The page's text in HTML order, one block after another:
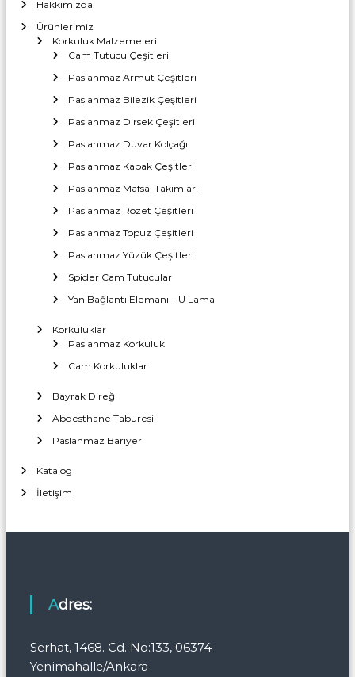
Hakkımızda
Ürünlerimiz
Korkuluk Malzemeleri
Cam Tutucu Çeşitleri
Paslanmaz Armut Çeşitleri
Paslanmaz Bilezik Çeşitleri
Paslanmaz Dirsek Çeşitleri
Paslanmaz Duvar Kolçağı
Paslanmaz Kapak Çeşitleri
Paslanmaz Mafsal Takımları
Paslanmaz Rozet Çeşitleri
Paslanmaz Topuz Çeşitleri
Paslanmaz Yüzük Çeşitleri
Spider Cam Tutucular
Yan Bağlantı Elemanı – U Lama
Korkuluklar
Paslanmaz Korkuluk
Cam Korkuluklar
Bayrak Direği
Abdesthane Taburesi
Paslanmaz Bariyer
Katalog
İletişim
Adres:
Serhat, 1468. Cd. No:133, 06374
Yenimahalle/Ankara